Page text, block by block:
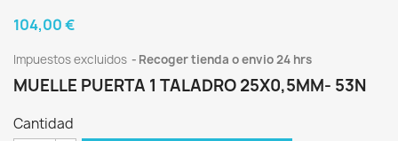
104,00 €
Impuestos excluidos Recoger tienda o envio 24 hrs
MUELLE PUERTA 1 TALADRO 25X0,5MM- 53N
Cantidad